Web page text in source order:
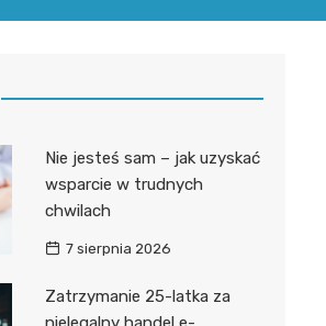
Nie jesteś sam – jak uzyskać
wsparcie w trudnych
chwilach
7 sierpnia 2026
Zatrzymanie 25-latka za